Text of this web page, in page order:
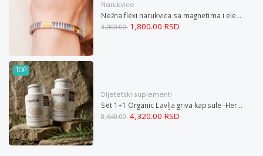
Narukvice
Nežna flexi narukvica sa magnetima i elementima u boji zlata i bakrom M
3,000.00 1,800.00 RSD
TOP
Dijetetski suplementi
Set 1+1 Organic Lavlja griva kapsule -Hericium ekstrakt 60
8,640.00 4,320.00 RSD